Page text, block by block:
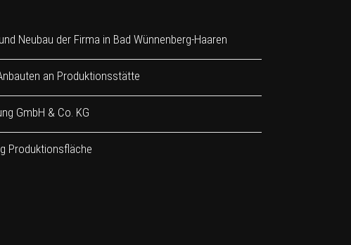
Neubau der Firma in Bad Wünnenberg-Haaren
an Produktionsstätte
GmbH & Co. KG
Produktionsfläche